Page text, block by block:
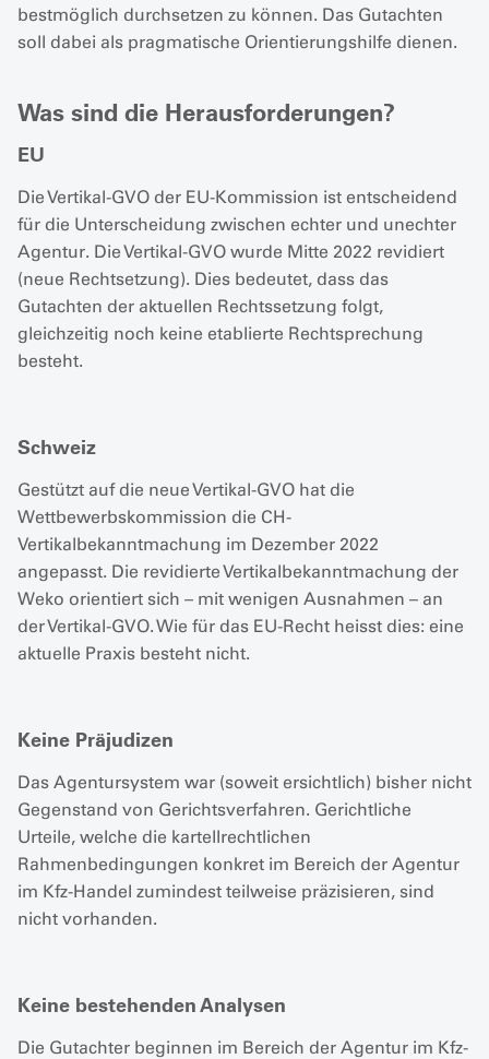
bestmöglich durchsetzen zu können. Das Gutachten
soll dabei als pragmatische Orientierungshilfe dienen.
Was sind die Herausforderungen?
EU
Die Vertikal-GVO der EU-Kommission ist entscheidend
für die Unterscheidung zwischen echter und unechter
Agentur. Die Vertikal-GVO wurde Mitte 2022 revidiert
(neue Rechtsetzung). Dies bedeutet, dass das
Gutachten der aktuellen Rechtssetzung folgt,
gleichzeitig noch keine etablierte Rechtsprechung
besteht.
Schweiz
Gestützt auf die neue Vertikal-GVO hat die
Wettbewerbskommission die CH-
Vertikalbekanntmachung im Dezember 2022
angepasst. Die revidierte Vertikalbekanntmachung der
Weko orientiert sich – mit wenigen Ausnahmen – an
der Vertikal-GVO. Wie für das EU-Recht heisst dies: eine
aktuelle Praxis besteht nicht.
Keine Präjudizen
Das Agentursystem war (soweit ersichtlich) bisher nicht
Gegenstand von Gerichtsverfahren. Gerichtliche
Urteile, welche die kartellrechtlichen
Rahmenbedingungen konkret im Bereich der Agentur
im Kfz-Handel zumindest teilweise präzisieren, sind
nicht vorhanden.
Keine bestehenden Analysen
Die Gutachter beginnen im Bereich der Agentur im Kfz-